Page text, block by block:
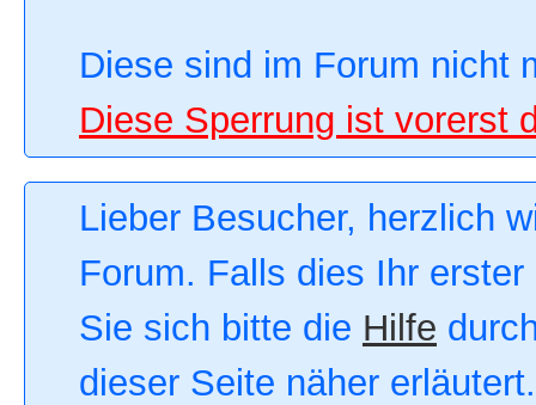
Diese sind im Forum nicht
Diese Sperrung ist vorerst
Lieber Besucher, herzlich
Forum. Falls dies Ihr
Sie sich bitte die Hilfe
dieser Seite näher